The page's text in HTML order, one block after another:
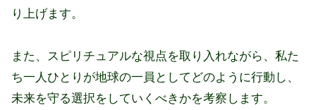
り上げます。
また、スピリチュアルな視点を取り入れながら、私た
ち一人ひとりが地球の一員としてどのように行動し、
未来を守る選択をしていくべきかを考察します。